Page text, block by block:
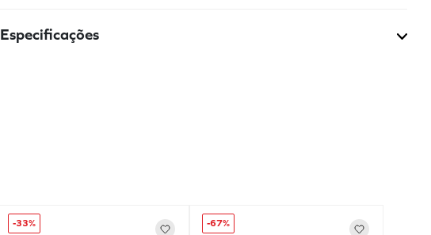
Especificações
-33% -67%